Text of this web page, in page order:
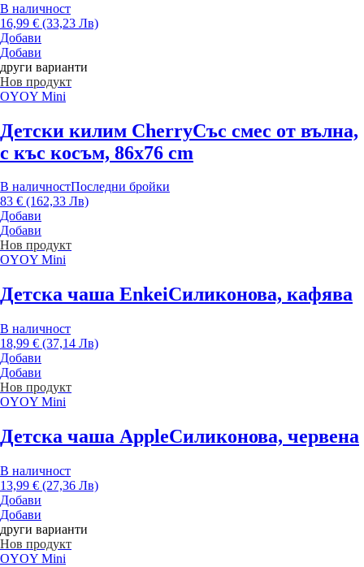
В наличност
16,99 € (33,23 Лв)
Добави
Добави
други варианти
Нов продукт
OYOY Mini
Детски килим CherryСъс смес от вълна,
с къс косъм, 86x76 cm
В наличностПоследни бройки
83 € (162,33 Лв)
Добави
Добави
Нов продукт
OYOY Mini
Детска чаша EnkeiСиликонова, кафява
В наличност
18,99 € (37,14 Лв)
Добави
Добави
Нов продукт
OYOY Mini
Детска чаша AppleСиликонова, червена
В наличност
13,99 € (27,36 Лв)
Добави
Добави
други варианти
Нов продукт
OYOY Mini